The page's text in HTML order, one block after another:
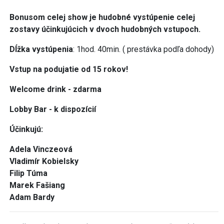
Bonusom celej show je hudobné vystúpenie celej
zostavy účinkujúcich v dvoch hudobných vstupoch.
Dĺžka vystúpenia: 1hod. 40min. ( prestávka podľa dohody)
Vstup na podujatie od 15 rokov!
Welcome drink - zdarma
Lobby Bar - k dispozícií
Účinkujú:
Adela Vinczeová
Vladimír Kobielsky
Filip Túma
Marek Fašiang
Adam Bardy